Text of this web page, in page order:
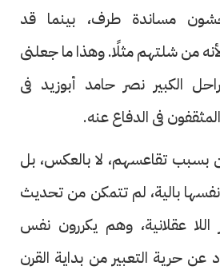
مساندة طرف، بينما قد
من شلتهم مثلًا. وهذا ما جعلنى
الكبير نصر حامد أبوزيد فى
فى الدفاع عنه.
بسبب تقاعسهم، لا بالعكس، بل
بالية، لم تتمكن من تحديث
اللا عقلانية، وهم يكررون نفس
عن حرية التعبير من بداية القرن